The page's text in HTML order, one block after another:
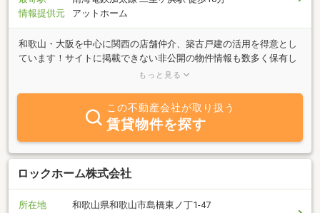
情報提供元
アットホーム
和歌山・大阪を中心に関西の店舗仲介、築古戸建の活用を得意とし
ています！サイトに掲載できない非公開の物件情報も数多く保有し
ています。お探しの物件が見つからなくても、他にも物件がない
要望に合わせた物件仕入れも行ってまいります。非公開物件もござ
もっと見る
この不動産会社が取り扱う
賃貸物件を探す
ロックホーム株式会社
所在地
和歌山県和歌山市島橋東ノ丁1-47